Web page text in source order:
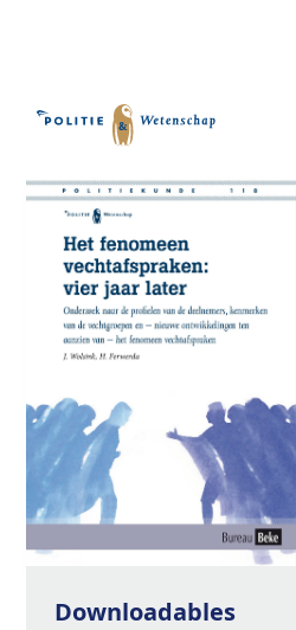
Publicaties
Het fenomeen
jaar later
Downloadables